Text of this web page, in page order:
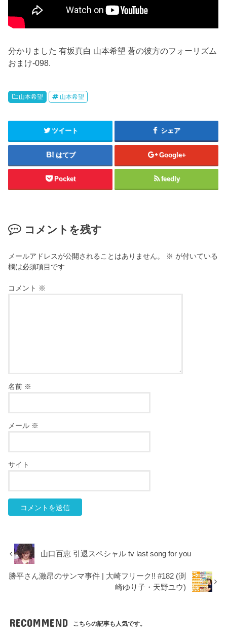
分かりました 有坂真白 山本希望 蒼の彼方のフォーリズム
おまけ-098.
山本希望 山本希望
ツイート シェア
はてブ Google+
Pocket feedly
コメントを残す
メールアドレスが公開されることはありません。 ※ が付いている
欄は必須項目です
コメント ※
名前 ※
メール ※
サイト
山口百恵 引退スペシャル tv last song for you
勝平さん激昂のサンマ事件 | 大崎フリーク!! #182 (渕
崎ゆり子・天野ユウ)
RECOMMEND こちらの記事も人気です。